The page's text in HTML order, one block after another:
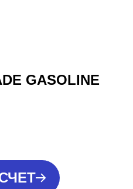
GASOLINE